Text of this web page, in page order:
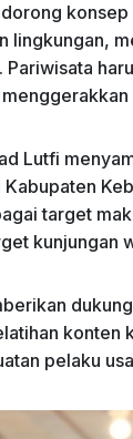
lingkungan,
Pariwisata
Lutfi
target
kunjungan
konten
pelaku